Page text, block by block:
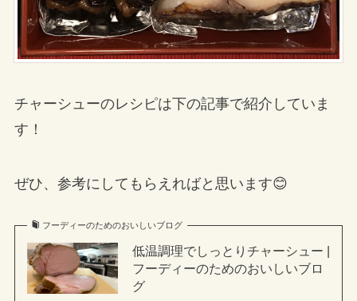
チャーシューのレシピは下の記事で紹介していま
す！
ぜひ、参考にしてもらえればと思います😊
フーディーのためのおいしいブログ
低温調理でしっとりチャーシュー |
フーディーのためのおいしいブロ
グ